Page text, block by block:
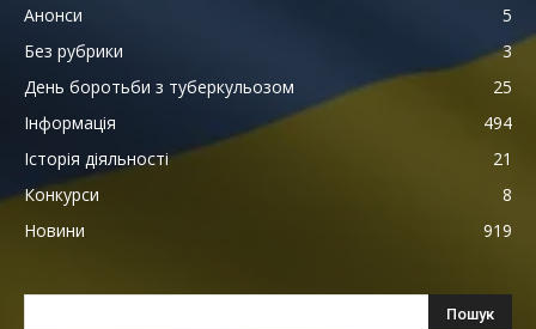
Анонси
5
Без рубрики
3
День боротьби з туберкульозом
25
Інформація
494
Історія діяльності
21
Конкурси
8
Новини
919